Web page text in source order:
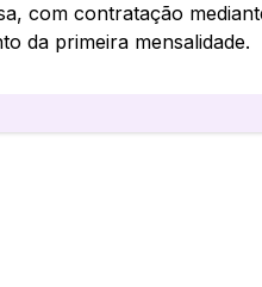
com contratação
da primeira mensalidade.